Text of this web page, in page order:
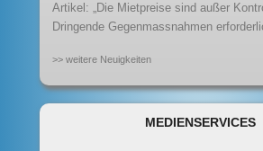
Artikel: „Die Mietpreise sind außer
Dringende Gegenmassnahmen
>> weitere Neuigkeiten
MEDIENSERVICES